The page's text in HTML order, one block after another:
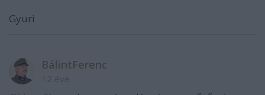
Gyuri
BálintFerenc